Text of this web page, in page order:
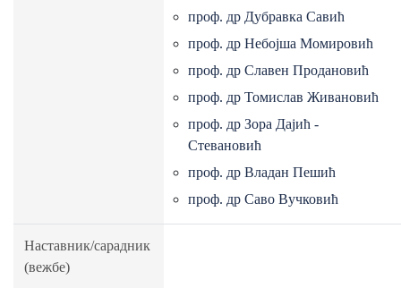
проф. др Дубравка Савић
проф. др Небојша Момировић
проф. др Славен Продановић
проф. др Томислав Живановић
проф. др Зора Дајић -
Стевановић
проф. др Владан Пешић
проф. др Саво Вучковић
Наставник/сарадник
(вежбе)